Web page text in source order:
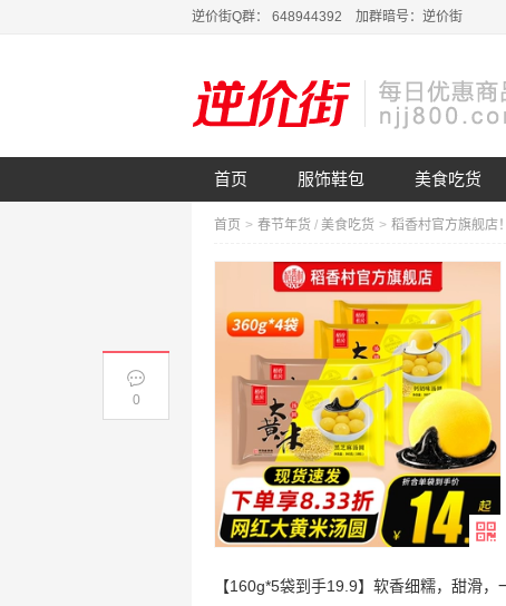
逆价街Q群： 648944392 加群暗号：逆价街
首页 服饰鞋包 美食吃货
首页 > 春节年货 / 美食吃货 >
【160g*5袋到手19.9】软香细糯，甜滑
0